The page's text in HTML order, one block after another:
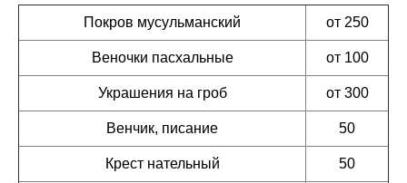
Покров мусульманский от 250
Веночки пасхальные от 100
Украшения на гроб от 300
Венчик, писание 50
Крест нательный 50